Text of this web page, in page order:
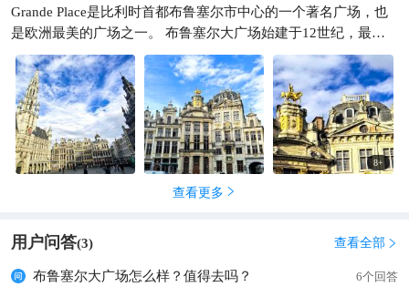
Grande Place是比利时首都布鲁塞尔市中心的一个著名广场，也
是欧洲最美的广场之一。 布鲁塞尔大广场始建于12世纪，最初
是一个贸易集市，早期周围的建筑多为木制结构。​1998年列入世
界遗产名录​，1998年，联合国教科文组织将布鲁塞尔大广场作为
文化遗产列入世界遗产名录。​广场呈长方形，长110米，宽68
米，整个地面由清一色的花岗石铺就，环广场的建筑物多为中世
纪所建，包括哥特式、文艺复兴式、路易十四式等建筑形式，风
格各异，使人有宛如置身于中世纪之感。标志性建筑​：广场上最
比利时最典型的哥特式建筑。市政厅大楼建于1402年，尖塔高约
——圣米歇尔的雕像。
8+
查看更多 
用户问答(3) 查看全部 
布鲁塞尔大广场怎么样？值得去吗？ 6个回答